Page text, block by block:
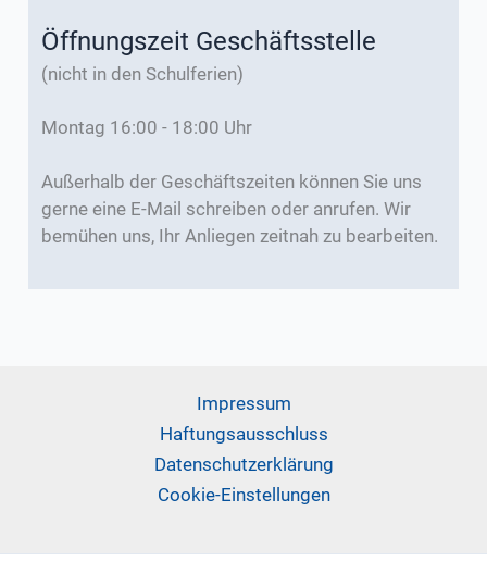
Öffnungszeit Geschäftsstelle
(nicht in den Schulferien)
Montag 16:00 - 18:00 Uhr
Außerhalb der Geschäftszeiten können Sie uns
gerne eine E-Mail schreiben oder anrufen. Wir
bemühen uns, Ihr Anliegen zeitnah zu bearbeiten.
Impressum
Haftungsausschluss
Datenschutzerklärung
Cookie-Einstellungen